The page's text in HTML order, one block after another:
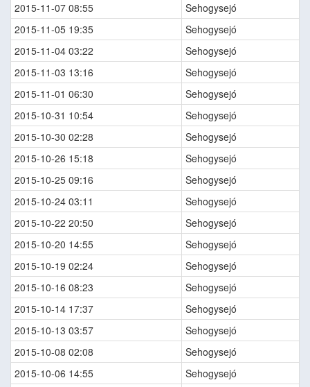
2015-11-07 08:55
Sehogysejó
2015-11-05 19:35
Sehogysejó
2015-11-04 03:22
Sehogysejó
2015-11-03 13:16
Sehogysejó
2015-11-01 06:30
Sehogysejó
2015-10-31 10:54
Sehogysejó
2015-10-30 02:28
Sehogysejó
2015-10-26 15:18
Sehogysejó
2015-10-25 09:16
Sehogysejó
2015-10-24 03:11
Sehogysejó
2015-10-22 20:50
Sehogysejó
2015-10-20 14:55
Sehogysejó
2015-10-19 02:24
Sehogysejó
2015-10-16 08:23
Sehogysejó
2015-10-14 17:37
Sehogysejó
2015-10-13 03:57
Sehogysejó
2015-10-08 02:08
Sehogysejó
2015-10-06 14:55
Sehogysejó